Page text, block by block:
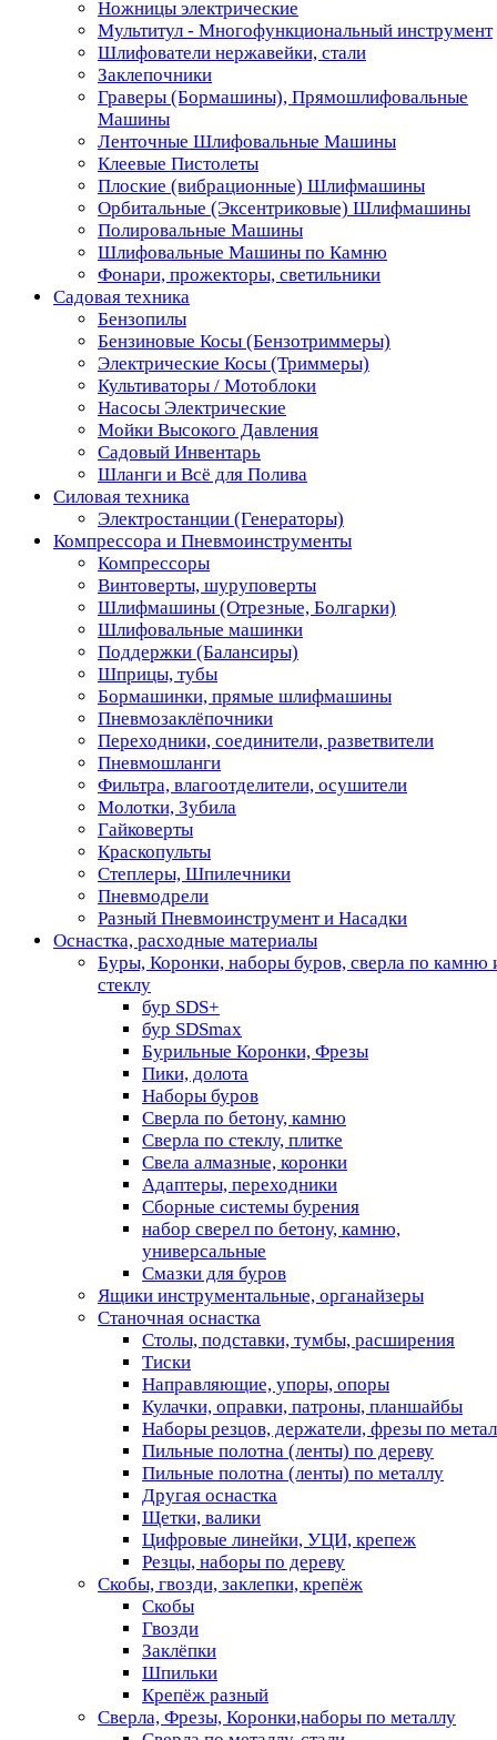
Ножницы электрические
Мультитул - Многофункциональный инструмент
Шлифователи нержавейки, стали
Заклепочники
Граверы (Бормашины), Прямошлифовальные
Машины
Ленточные Шлифовальные Машины
Клеевые Пистолеты
Плоские (вибрационные) Шлифмашины
Орбитальные (Эксентриковые) Шлифмашины
Полировальные Машины
Шлифовальные Машины по Камню
Фонари, прожекторы, светильники
Садовая техника
Бензопилы
Бензиновые Косы (Бензотриммеры)
Электрические Косы (Триммеры)
Культиваторы / Мотоблоки
Насосы Электрические
Мойки Высокого Давления
Садовый Инвентарь
Шланги и Всё для Полива
Силовая техника
Электростанции (Генераторы)
Компрессора и Пневмоинструменты
Компрессоры
Винтоверты, шуруповерты
Шлифмашины (Отрезные, Болгарки)
Шлифовальные машинки
Поддержки (Балансиры)
Шприцы, тубы
Бормашинки, прямые шлифмашины
Пневмозаклёпочники
Переходники, соединители, разветвители
Пневмошланги
Фильтра, влагоотделители, осушители
Молотки, Зубила
Гайковерты
Краскопульты
Степлеры, Шпилечники
Пневмодрели
Разный Пневмоинструмент и Насадки
Оснастка, расходные материалы
Буры, Коронки, наборы буров, сверла по камню
стеклу
бур SDS+
бур SDSmax
Бурильные Коронки, Фрезы
Пики, долота
Наборы буров
Сверла по бетону, камню
Сверла по стеклу, плитке
Свела алмазные, коронки
Адаптеры, переходники
Сборные системы бурения
набор сверел по бетону, камню,
универсальные
Смазки для буров
Ящики инструментальные, органайзеры
Станочная оснастка
Столы, подставки, тумбы, расширения
Тиски
Направляющие, упоры, опоры
Кулачки, оправки, патроны, планшайбы
Наборы резцов, держатели, фрезы по
Пильные полотна (ленты) по дереву
Пильные полотна (ленты) по металлу
Другая оснастка
Щетки, валики
Цифровые линейки, УЦИ, крепеж
Резцы, наборы по дереву
Скобы, гвозди, заклепки, крепёж
Скобы
Гвозди
Заклёпки
Шпильки
Крепёж разный
Сверла, Фрезы, Коронки,наборы по металлу